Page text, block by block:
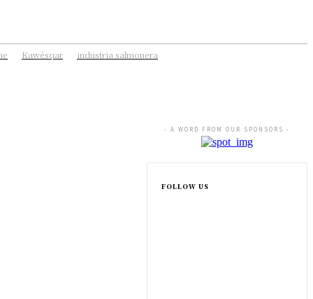
Kawésqar industria salmonera
- A WORD FROM OUR SPONSORS -
FOLLOW US